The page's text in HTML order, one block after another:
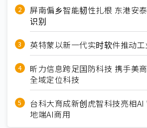
屏南偏乡智能韧性扎根 东港安
识别
英特蒙以新一代实时软件推动
昕力信息跨足国防科技 携手美
全域定位科技
台科大育成新创虎智科技亮相AI
地端AI商用